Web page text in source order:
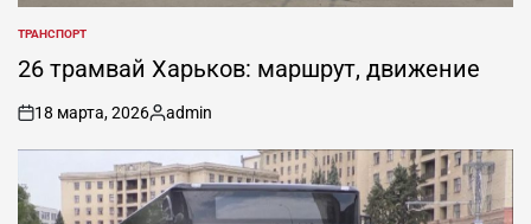
ОПУБЛИКОВАНО
В
ТРАНСПОРТ
26 трамвай Харьков: маршрут, движение
on
18 марта, 2026
Запись
от
admin